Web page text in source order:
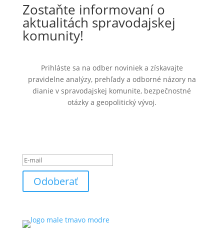
Zostaňte informovaní o
aktualitách spravodajskej
komunity!
Prihláste sa na odber noviniek a získavajte
pravidelne analýzy, prehľady a odborné názory na
dianie v spravodajskej komunite, bezpečnostné
otázky a geopolitický vývoj.
Odoberať